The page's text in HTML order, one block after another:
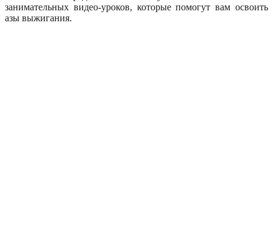
занимательных видео-уроков, которые помогут вам освоить
азы выжигания.